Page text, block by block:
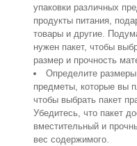
упаковки различных
продукты питания,
товары и другие.
нужен пакет, чтобы
размер и прочность
Определите
предметы, которые вы
чтобы выбрать пакет
Убедитесь, что пакет
вместительный и
вес содержимого.